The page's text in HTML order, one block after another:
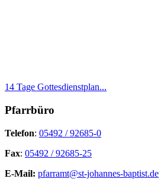
14 Tage Gottesdienstplan...
Pfarrbüro
Telefon: 05492 / 92685-0
Fax: 05492 / 92685-25
E-Mail: pfarramt@st-johannes-baptist.de